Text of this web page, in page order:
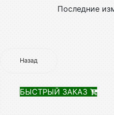
Последние
Назад
БЫСТРЫЙ ЗАКАЗ